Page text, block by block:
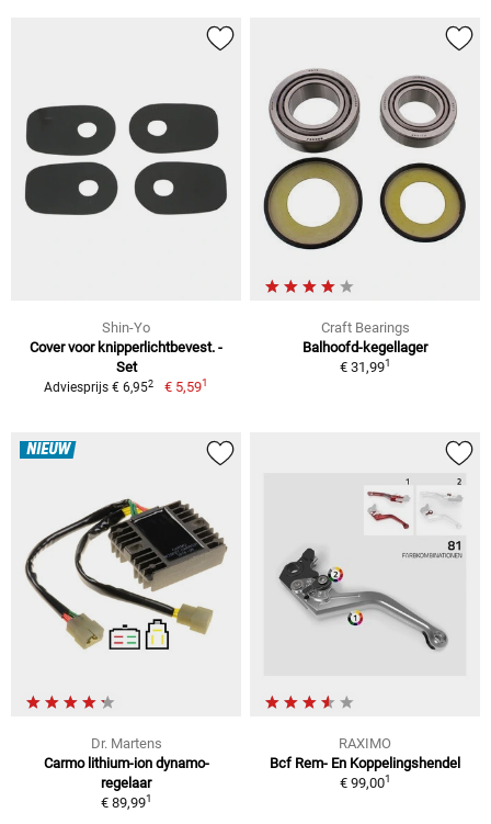
Shin-Yo
Cover voor knipperlichtbevest. -
Set
Adviesprijs € 6,952 € 5,591
Craft Bearings
Balhoofd-kegellager
€ 31,991
NIEUW
Dr. Martens
Carmo lithium-ion dynamo-
regelaar
€ 89,991
RAXIMO
Bcf Rem- En Koppelingshendel
€ 99,001